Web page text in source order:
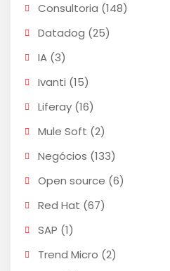
Consultoria (148)
Datadog (25)
IA (3)
Ivanti (15)
Liferay (16)
Mule Soft (2)
Negócios (133)
Open source (6)
Red Hat (67)
SAP (1)
Trend Micro (2)